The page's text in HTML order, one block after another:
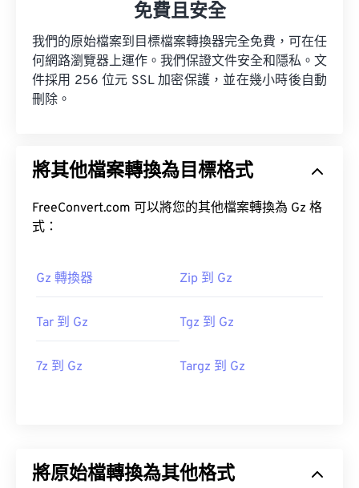
免費且安全
我們的原始檔案到目標檔案轉換器完全免費，可在任
何網路瀏覽器上運作。我們保證文件安全和隱私。文
件採用 256 位元 SSL 加密保護，並在幾小時後自動
刪除。
將其他檔案轉換為目標格式
FreeConvert.com 可以將您的其他檔案轉換為 Gz 格
式：
Gz 轉換器 Zip 到 Gz
Tar 到 Gz Tgz 到 Gz
7z 到 Gz Targz 到 Gz
將原始檔轉換為其他格式